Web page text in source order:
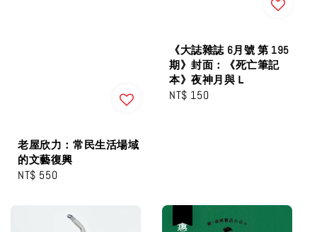
老屋欣力：常民生活場域
的文藝復興
Regular
NT$ 550
《大誌雜誌 6月號 第 195
期》封面：《死亡筆記
本》夜神月與Ｌ
Regular
NT$ 150